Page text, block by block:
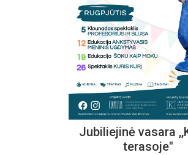
Jubiliejinė vasara
terasoje"